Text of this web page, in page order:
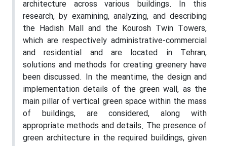
architecture across various buildings. In this
research, by examining, analyzing, and describing
the Hadish Mall and the Kourosh Twin Towers,
which are respectively administrative-commercial
and residential and are located in Tehran,
solutions and methods for creating greenery have
been discussed. In the meantime, the design and
implementation details of the green wall, as the
main pillar of vertical green space within the mass
of buildings, are considered, along with
appropriate methods and details. The presence of
green architecture in the required buildings, given